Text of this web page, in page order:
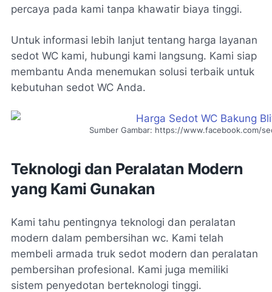
percaya pada kami tanpa khawatir biaya tinggi.
Untuk informasi lebih lanjut tentang harga layanan
sedot WC kami, hubungi kami langsung. Kami siap
membantu Anda menemukan solusi terbaik untuk
kebutuhan sedot WC Anda.
Sumber Gambar: https://www.facebook.com/
Teknologi dan Peralatan Modern
yang Kami Gunakan
Kami tahu pentingnya teknologi dan peralatan
modern dalam pembersihan wc. Kami telah
membeli armada truk sedot modern dan peralatan
pembersihan profesional. Kami juga memiliki
sistem penyedotan berteknologi tinggi.